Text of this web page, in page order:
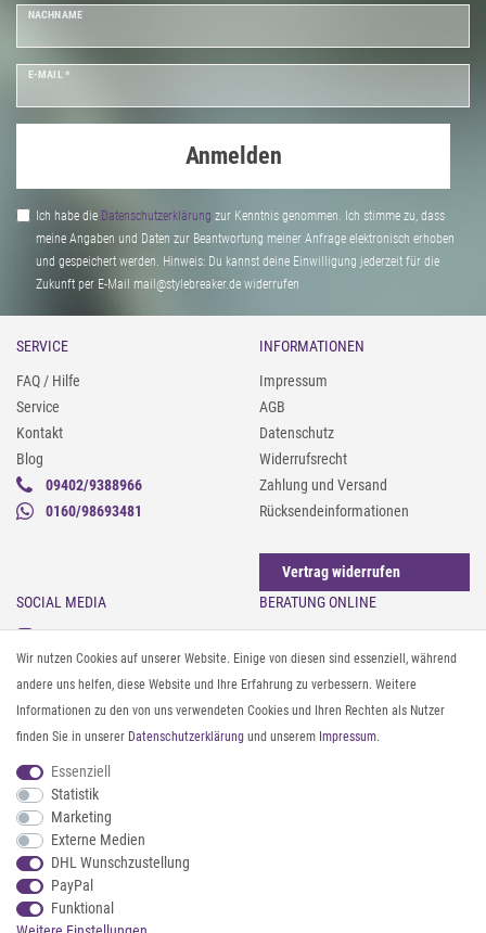
NACHNAME
E-MAIL *
Anmelden
Ich habe die Daten­schutz­erklärung zur Kenntnis genommen. Ich stimme zu, dass
meine Angaben und Daten zur Beantwortung meiner Anfrage elektronisch erhoben
und gespeichert werden. Hinweis: Du kannst deine Einwilligung jederzeit für die
Zukunft per E-Mail mail@stylebreaker.de widerrufen
SERVICE
FAQ / Hilfe
Service
Kontakt
Blog
09402/9388966
0160/98693481
INFORMATIONEN
Impressum
AGB
Datenschutz
Widerrufsrecht
Zahlung und Versand
Rücksendeinformationen
Vertrag widerrufen
SOCIAL MEDIA
Instagram
Facebook
Pinterest
Twitter
Youtube
Threads
BERATUNG ONLINE
Gürtel messen & kürzen
Sonnenbrillen & UV-Schutz
Textilpflege
Textil- und Material-Guide
Geldbörse richtig organisieren
ZAHLUNG & VERSAND
Wir nutzen Cookies auf unserer Website. Einige von diesen sind essenziell, während
andere uns helfen, diese Website und Ihre Erfahrung zu verbessern. Weitere
Informationen zu den von uns verwendeten Cookies und Ihren Rechten als Nutzer
finden Sie in unserer Daten­schutz­erklärung und unserem Impressum.
Essenziell
Statistik
Marketing
Externe Medien
DHL Wunschzustellung
PayPal
Funktional